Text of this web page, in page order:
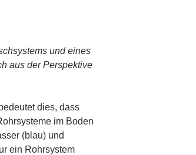
und eines
aus der Perspektive
dies, dass
im Boden
(blau) und
ein Rohrsystem